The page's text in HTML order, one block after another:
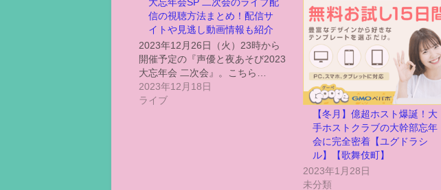
大忘年会SP 二次会のライブ配
信の視聴方法まとめ！配信サ
イトや見逃し動画情報も紹介
2023年12月26日（火）23時から
開催予定の『声優と夜あそび2023
大忘年会 二次会』。こちら…
2023年12月18日
ライブ
【冬月】億超ホスト爆誕！大
手ホストクラブの大幹部忘年
会に完全密着【ユグドラシ
ル】【歌舞伎町】
2023年1月28日
未分類